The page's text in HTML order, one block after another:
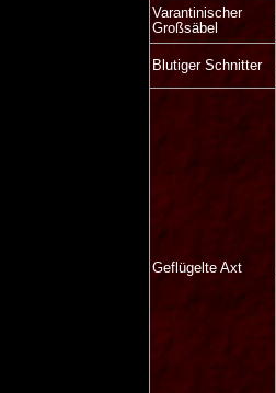
Varantinischer
Großsäbel
Blutiger Schnitter
Geflügelte Axt